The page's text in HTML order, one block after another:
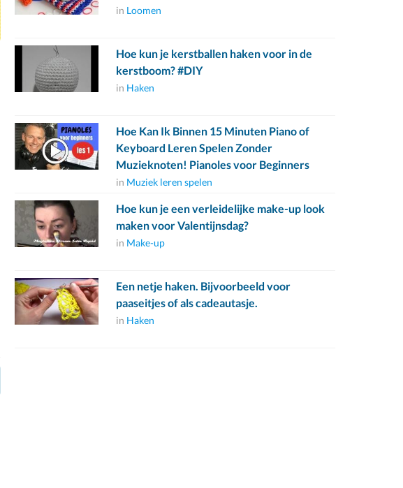
in Loomen
Hoe kun je kerstballen haken voor in de
kerstboom? #DIY
in Haken
Hoe Kan Ik Binnen 15 Minuten Piano of
Keyboard Leren Spelen Zonder
Muzieknoten! Pianoles voor Beginners
in Muziek leren spelen
Hoe kun je een verleidelijke make-up look
maken voor Valentijnsdag?
in Make-up
Een netje haken. Bijvoorbeeld voor
paaseitjes of als cadeautasje.
in Haken